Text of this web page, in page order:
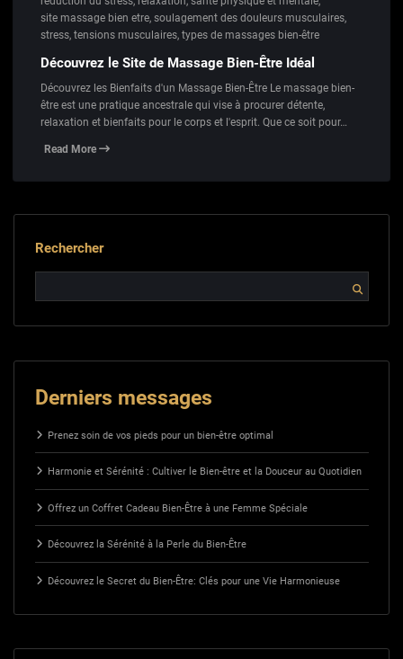
site massage bien etre, soulagement des douleurs musculaires,
stress, tensions musculaires, types de massages bien-être
Découvrez le Site de Massage Bien-Être Idéal
Découvrez les Bienfaits d'un Massage Bien-Être Le massage bien-
être est une pratique ancestrale qui vise à procurer détente,
relaxation et bienfaits pour le corps et l'esprit. Que ce soit pour…
Read More
Rechercher
Derniers messages
Prenez soin de vos pieds pour un bien-être optimal
Harmonie et Sérénité : Cultiver le Bien-être et la Douceur au Quotidien
Offrez un Coffret Cadeau Bien-Être à une Femme Spéciale
Découvrez la Sérénité à la Perle du Bien-Être
Découvrez le Secret du Bien-Être: Clés pour une Vie Harmonieuse